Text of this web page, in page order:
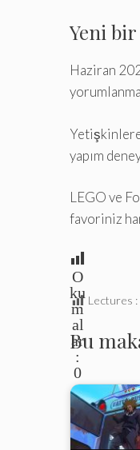
Yeni
Haziran
yapım
LEGO ve
favoriniz
O
ku
m
al
ar
:
0
Lectures :
Bu